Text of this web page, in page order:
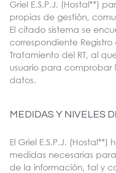
Griel E.S.P.J. (Hostal**)
propias de gestión,
El citado sistema se
correspondiente
Tratamiento del RT, al
usuario para comprobar
datos.
MEDIDAS Y NIVELES
El Griel E.S.P.J.
medidas necesarias
de la información, tal y